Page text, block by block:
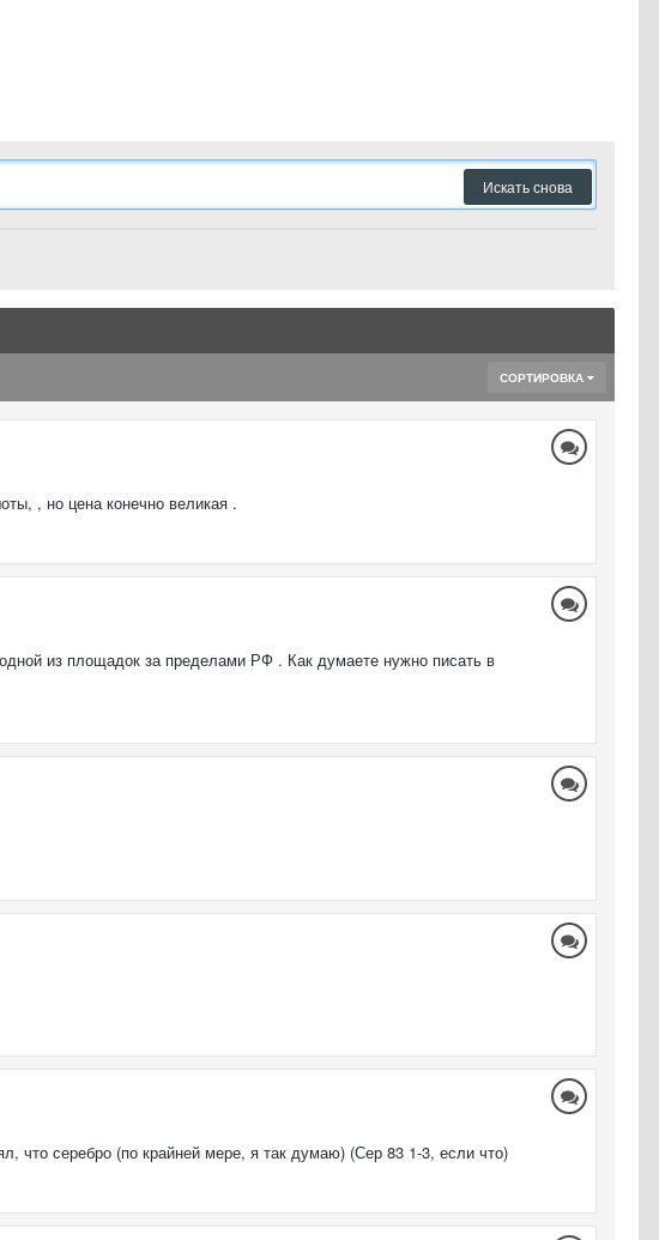
Искать снова
СОРТИРОВКА
, но цена конечно великая .
из площадок за пределами РФ . Как думаете нужно писать в
что серебро (по крайней мере, я так думаю) (Сер 83 1-3, если что)